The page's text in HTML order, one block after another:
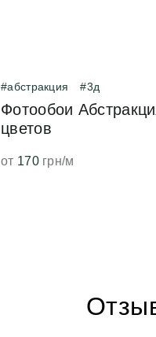
#абстракция #3д
Фотообои
цветов
от 170грн/м